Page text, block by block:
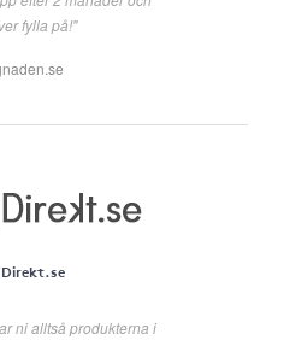
fylla på!"
ni alltså produkterna i